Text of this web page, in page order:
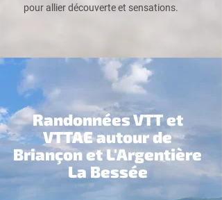
pour allier découverte et sensations.
Randonnées VTT et
VTTAE autour de
Briançon et L'Argentière
La Bessée